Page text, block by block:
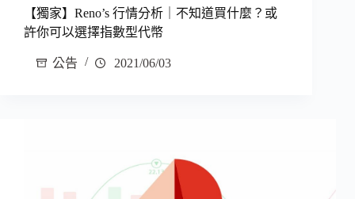
【獨家】Reno’s 行情分析｜不知道買什麼？或
許你可以選擇指數型代幣
公告 2021/06/03